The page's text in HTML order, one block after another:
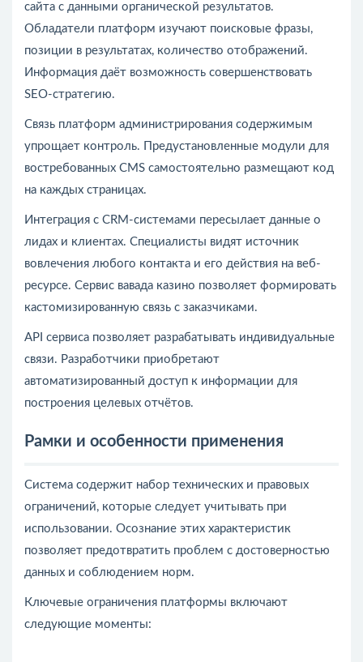
сайта с данными органической результатов.
Обладатели платформ изучают поисковые фразы,
позиции в результатах, количество отображений.
Информация даёт возможность совершенствовать
SEO-стратегию.
Связь платформ администрирования содержимым
упрощает контроль. Предустановленные модули для
востребованных CMS самостоятельно размещают код
на каждых страницах.
Интеграция с CRM-системами пересылает данные о
лидах и клиентах. Специалисты видят источник
вовлечения любого контакта и его действия на веб-
ресурсе. Сервис вавада казино позволяет формировать
кастомизированную связь с заказчиками.
API сервиса позволяет разрабатывать индивидуальные
связи. Разработчики приобретают
автоматизированный доступ к информации для
построения целевых отчётов.
Рамки и особенности применения
Система содержит набор технических и правовых
ограничений, которые следует учитывать при
использовании. Осознание этих характеристик
позволяет предотвратить проблем с достоверностью
данных и соблюдением норм.
Ключевые ограничения платформы включают
следующие моменты: